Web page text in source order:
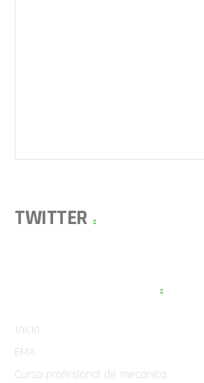
TWITTER
Inicio
EMA
Curso profesional de mecánica